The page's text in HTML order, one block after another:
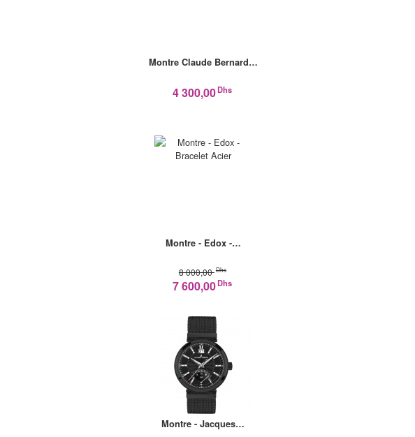
Montre Claude Bernard…
4 300,00Dhs
Montre - Edox -…
8 000,00Dhs
7 600,00Dhs
Montre - Jacques…